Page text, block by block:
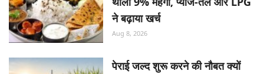
ने बढ़ाया खर्च
Aug 8, 2026
पेराई जल्द शुरू करने की नौबत क्यों